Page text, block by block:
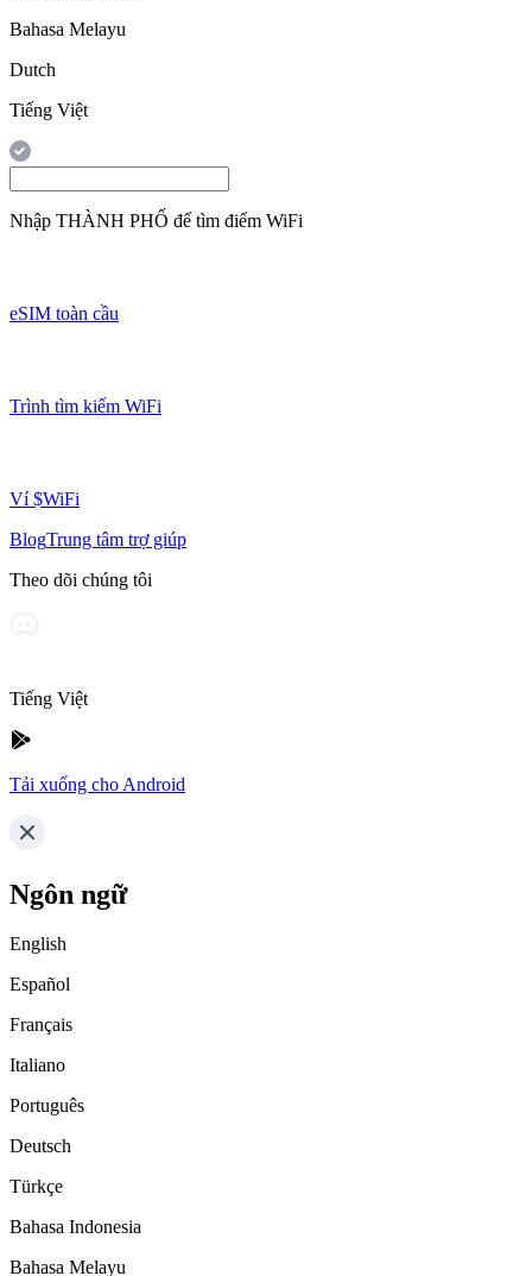
Bahasa Melayu
Dutch
Tiếng Việt
Nhập THÀNH PHỐ để tìm điểm WiFi
eSIM toàn cầu
Trình tìm kiếm WiFi
Ví $WiFi
BlogTrung tâm trợ giúp
Theo dõi chúng tôi
Tiếng Việt
Tải xuống cho Android
Ngôn ngữ
English
Español
Français
Italiano
Português
Deutsch
Türkçe
Bahasa Indonesia
Bahasa Melayu